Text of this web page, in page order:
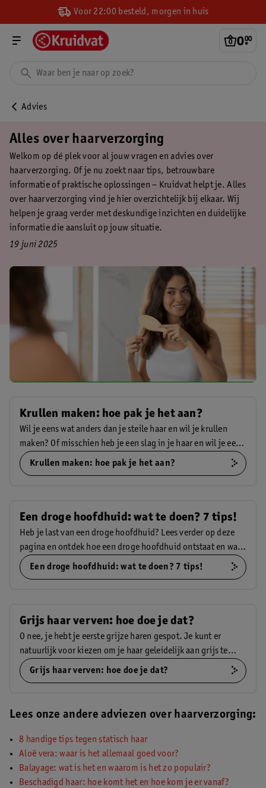
Voor 22:00 besteld, morgen in huis
0.
00
Advies
Alles over haarverzorging
Welkom op dé plek voor al jouw vragen en advies over
haarverzorging. Of je nu zoekt naar tips, betrouwbare
informatie of praktische oplossingen – Kruidvat helpt je. Alles
over haarverzorging vind je hier overzichtelijk bij elkaar. Wij
helpen je graag verder met deskundige inzichten en duidelijke
informatie die aansluit op jouw situatie.
19 juni 2025
Krullen maken: hoe pak je het aan?
Wil je eens wat anders dan je steile haar en wil je krullen
maken? Of misschien heb je een slag in je haar en wil je eens
krullen proberen. Er zijn tal van mogelijkheden om krullen
te maken. Maar welke methode kies je? Je leest hier alles
Krullen maken: hoe pak je het aan?
Een droge hoofdhuid: wat te doen? 7 tips!
Heb je last van een droge hoofdhuid? Lees verder op deze
pagina en ontdek hoe een droge hoofdhuid ontstaat en wat
je er tegen kunt doen.
Een droge hoofdhuid: wat te doen? 7 tips!
Grijs haar verven: hoe doe je dat?
O nee, je hebt je eerste grijze haren gespot. Je kunt er
natuurlijk voor kiezen om je haar geleidelijk aan grijs te
laten worden, maar als je daar nog niet aan toe bent, kun je
ook aan een haarkleuring denken. Maar kun je je grijze haar
antwoord op al je vragen over grijs haar verven.
Grijs haar verven: hoe doe je dat?
Lees onze andere adviezen over haarverzorging:
8 handige tips tegen statisch haar
Aloë vera: waar is het allemaal goed voor?
Balayage: wat is het en waarom is het zo populair?
Beschadigd haar: hoe komt het en hoe kom je er vanaf?